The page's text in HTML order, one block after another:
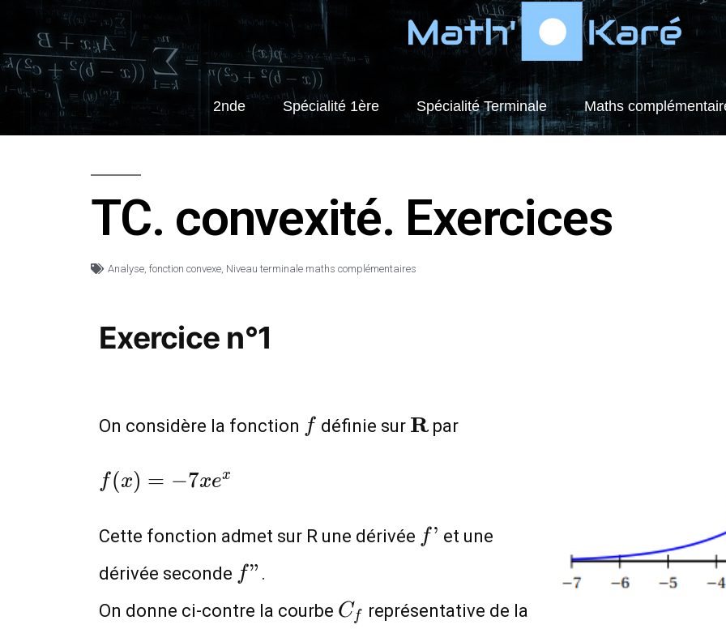
2nde Spécialité 1ère Spécialité Terminale Maths
TC. convexité. Exercices
Analyse, fonction convexe, Niveau terminale maths complémentaires
Exercice n°1
On considère la fonction ff définie sur \mathbf{R}
Rpar
f(x)=-7xe^x
f (x) = −7xex
Cette fonction admet sur R une dérivée f’
f ’ et une
dérivée seconde f"
f" .
On donne ci-contre la courbe C_f
Cf
représentative de la